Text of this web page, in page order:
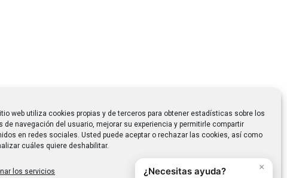
web utiliza cookies propias y de terceros para obtener estadísticas sobre los
de navegación del usuario, mejorar su experiencia y permitirle compartir
en redes sociales. Usted puede aceptar o rechazar las cookies, así como
cuáles quiere deshabilitar.
los servicios